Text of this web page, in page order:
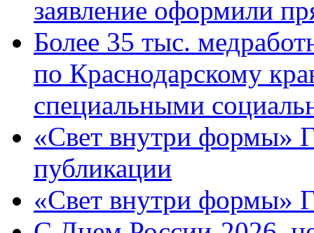
заявление оформили
Более 35 тыс.
по Краснодарскому
специальными
«Свет внутри формы»
публикации
«Свет внутри формы»